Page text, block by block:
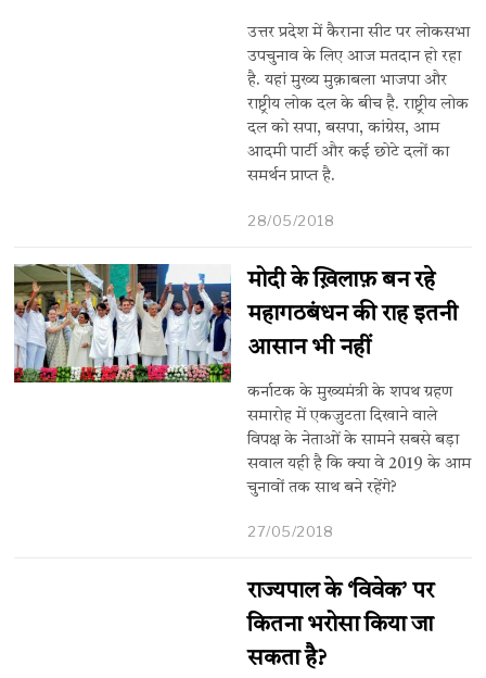
उत्तर प्रदेश में कैराना सीट पर लोकसभा
उपचुनाव के लिए आज मतदान हो रहा
है. यहां मुख्य मुक़ाबला भाजपा और
राष्ट्रीय लोक दल के ​बीच है. राष्ट्रीय लोक
दल को सपा, बसपा, कांग्रेस, आम
आदमी पार्टी और कई छोटे दलों का
समर्थन प्राप्त है.
28/05/2018
मोदी के ख़िलाफ़ बन रहे
महागठबंधन की राह इतनी
आसान भी नहीं
कर्नाटक के मुख्यमंत्री के शपथ ग्रहण
समारोह में एकजुटता दिखाने वाले
विपक्ष के नेताओं के सामने सबसे बड़ा
सवाल यही है कि क्या वे 2019 के आम
चुनावों तक साथ बने रहेंगे?
27/05/2018
राज्यपाल के ‘विवेक’ पर
कितना भरोसा किया जा
सकता है?